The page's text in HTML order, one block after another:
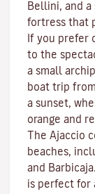
Bellini, and
fortress that
If you prefer
to the
a small
boat trip
a sunset,
orange and
The Ajaccio
beaches,
and Barbicaja.
is perfect for